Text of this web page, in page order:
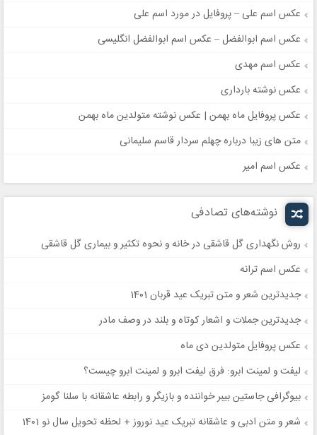
عکس اسم علی – پروفایل در مورد اسم علی
عکس اسم ابوالفضل – عکس اسم ابوالفضل انگلیسی
عکس اسم مهدی
عکس نوشته بارداری
عکس پروفایل ماه بهمن | عکس نوشته متولدین ماه بهمن
متن های زیبا درباره چهلم سردار قاسم سلیمانی
عکس اسم امیر
نوشته‌های تصادفی
روش نگهداری گل قاشقی در خانه و نحوه تکثیر و بیماری گل قاشقی
عکس اسم ترانه
جدیدترین شعر و متن تبریک عید قربان 1401
جدیدترین جملات و اشعار کوتاه و بلند در وصف مادر
عکس پروفایل متولدین دی ماه
لیفت و لمینت ابرو: فرق لیفت ابرو و لمینت ابرو چیست؟
بیوگرافی جاستین بیبر خواننده و بازیگر و رابطه عاشقانه با سلنا گومز
شعر و متن ادبی و عاشقانه تبریک عید نوروز + لحظه تحویل سال نو 1401